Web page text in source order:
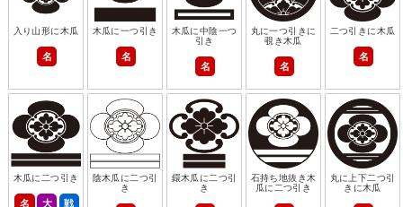
入り山形に木瓜
名
木瓜に一つ引き
名
木瓜に中陰一つ
引き
名
丸に一つ引きに
覗き木瓜
名
二つ引きに木瓜
名
木瓜に二つ引き
名 大 戦
陰木瓜に二つ引
き
鐶木瓜に二つ引
き
石持ち地抜き木
瓜に二つ引き
丸に上下二つ引
きに木瓜